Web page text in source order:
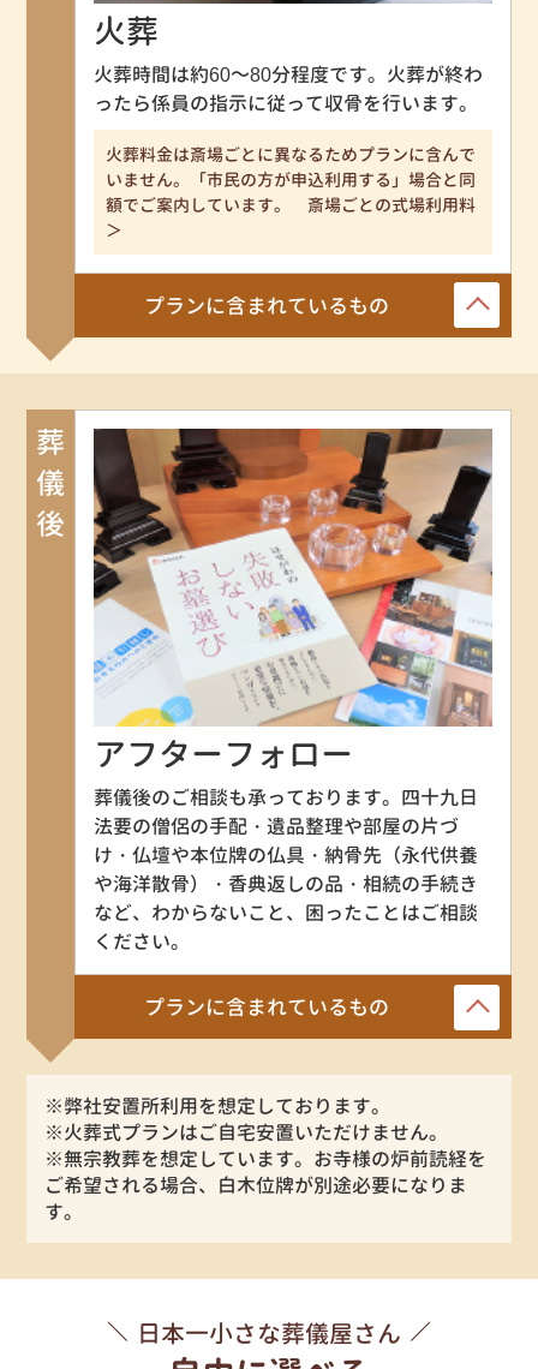
火葬
火葬時間は約60～80分程度です。火葬が終わ
ったら係員の指示に従って収骨を行います。
火葬料金は斎場ごとに異なるためプランに含んで
いません。「市民の方が申込利用する」場合と同
額でご案内しています。 斎場ごとの式場利用料
＞
プランに含まれているもの
葬儀後
アフターフォロー
葬儀後のご相談も承っております。四十九日
法要の僧侶の手配・遺品整理や部屋の片づ
け・仏壇や本位牌の仏具・納骨先（永代供養
や海洋散骨）・香典返しの品・相続の手続き
など、わからないこと、困ったことはご相談
ください。
プランに含まれているもの
※弊社安置所利用を想定しております。
※火葬式プランはご自宅安置いただけません。
※無宗教葬を想定しています。お寺様の炉前読経を
ご希望される場合、白木位牌が別途必要になりま
す。
日本一小さな葬儀屋さん